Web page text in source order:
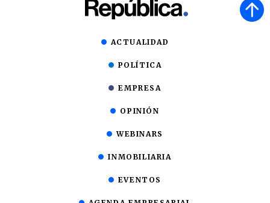
ACTUALIDAD
POLÍTICA
EMPRESA
OPINIÓN
WEBINARS
INMOBILIARIA
EVENTOS